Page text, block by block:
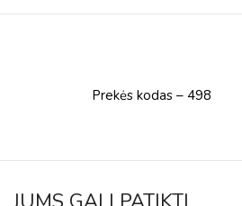
Prekės kodas – 498